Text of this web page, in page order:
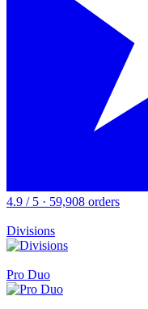
4.9 / 5 · 59,908 orders
Divisions
Pro Duo